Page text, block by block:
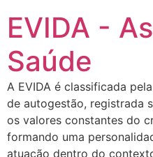
EVIDA -
Saúde
A EVIDA é classificada
de autogestão, registrada
os valores constantes do
formando uma
atuação dentro do